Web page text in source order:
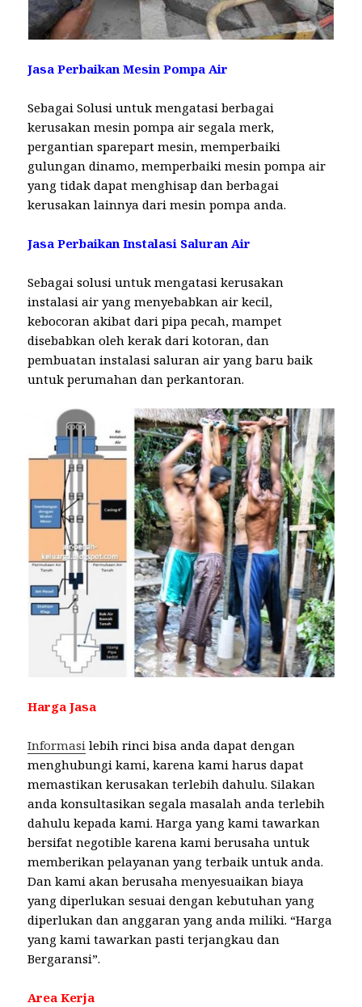
Jasa Perbaikan Mesin Pompa Air
Sebagai Solusi untuk mengatasi berbagai
kerusakan mesin pompa air segala merk,
pergantian sparepart mesin, memperbaiki
gulungan dinamo, memperbaiki mesin pompa air
yang tidak dapat menghisap dan berbagai
kerusakan lainnya dari mesin pompa anda.
Jasa Perbaikan Instalasi Saluran Air
Sebagai solusi untuk mengatasi kerusakan
instalasi air yang menyebabkan air kecil,
kebocoran akibat dari pipa pecah, mampet
disebabkan oleh kerak dari kotoran, dan
pembuatan instalasi saluran air yang baru baik
untuk perumahan dan perkantoran.
Harga Jasa
Informasi lebih rinci bisa anda dapat dengan
menghubungi kami, karena kami harus dapat
memastikan kerusakan terlebih dahulu. Silakan
anda konsultasikan segala masalah anda terlebih
dahulu kepada kami. Harga yang kami tawarkan
bersifat negotible karena kami berusaha untuk
memberikan pelayanan yang terbaik untuk anda.
Dan kami akan berusaha menyesuaikan biaya
yang diperlukan sesuai dengan kebutuhan yang
diperlukan dan anggaran yang anda miliki. “Harga
yang kami tawarkan pasti terjangkau dan
Bergaransi”.
Area Kerja